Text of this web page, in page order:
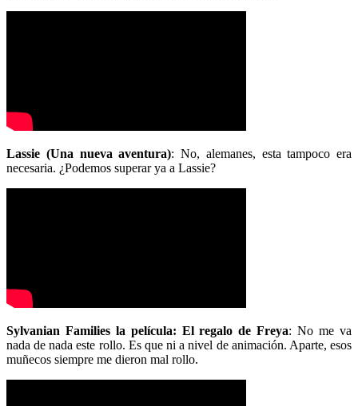
Lassie (Una nueva aventura): No, alemanes, esta tampoco era
necesaria. ¿Podemos superar ya a Lassie?
Sylvanian Families la película: El regalo de Freya: No me va
nada de nada este rollo. Es que ni a nivel de animación. Aparte, esos
muñecos siempre me dieron mal rollo.